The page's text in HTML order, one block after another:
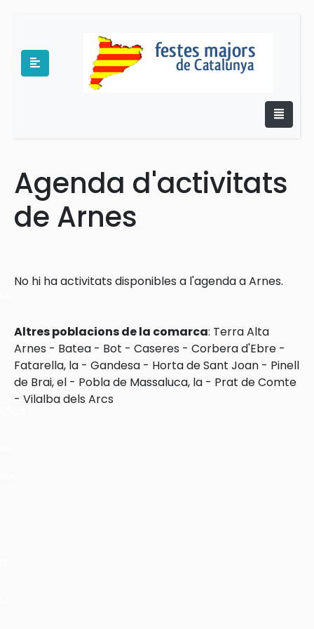
Agenda d'activitats
de Arnes
No hi ha activitats disponibles a l'agenda a Arnes.
Altres poblacions de la comarca: Terra Alta
Arnes - Batea - Bot - Caseres - Corbera d'Ebre -
Fatarella, la - Gandesa - Horta de Sant Joan - Pinell
de Brai, el - Pobla de Massaluca, la - Prat de Comte
- Vilalba dels Arcs